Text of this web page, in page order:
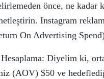
önce, ne kadar
Instagram
On Advertising
Diyelim ki,
(AOV) $50 ve